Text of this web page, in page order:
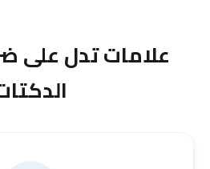
علامات تدل على